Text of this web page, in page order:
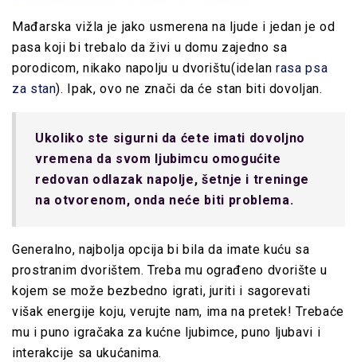
Mađarska vižla je jako usmerena na ljude i jedan je od
pasa koji bi trebalo da živi u domu zajedno sa
porodicom, nikako napolju u dvorištu(idelanrasa psa
za stan). Ipak, ovo ne znači da će stan biti dovoljan.
Ukoliko ste sigurni da ćete imati dovoljno
vremena da svom ljubimcu omogućite
redovan odlazak napolje, šetnje i treninge
na otvorenom, onda neće biti problema.
Generalno, najbolja opcija bi bila da imate kuću sa
prostranim dvorištem. Treba mu ograđeno dvorište u
kojem se može bezbedno igrati, juriti i sagorevati
višak energije koju, verujte nam, ima na pretek! Trebaće
mu i puno igračaka za kućne ljubimce, puno ljubavi i
interakcije sa ukućanima.